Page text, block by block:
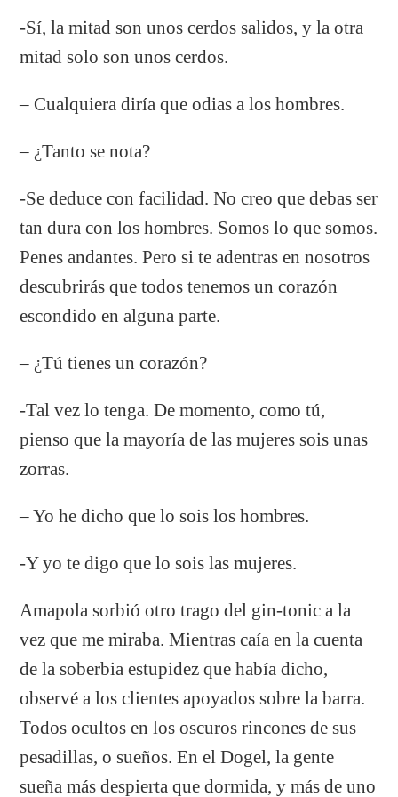
-Sí, la mitad son unos cerdos salidos, y la otra
mitad solo son unos cerdos.
– Cualquiera diría que odias a los hombres.
– ¿Tanto se nota?
-Se deduce con facilidad. No creo que debas ser
tan dura con los hombres. Somos lo que somos.
Penes andantes. Pero si te adentras en nosotros
descubrirás que todos tenemos un corazón
escondido en alguna parte.
– ¿Tú tienes un corazón?
-Tal vez lo tenga. De momento, como tú,
pienso que la mayoría de las mujeres sois unas
zorras.
– Yo he dicho que lo sois los hombres.
-Y yo te digo que lo sois las mujeres.
Amapola sorbió otro trago del gin-tonic a la
vez que me miraba. Mientras caía en la cuenta
de la soberbia estupidez que había dicho,
observé a los clientes apoyados sobre la barra.
Todos ocultos en los oscuros rincones de sus
pesadillas, o sueños. En el Dogel, la gente
sueña más despierta que dormida, y más de uno